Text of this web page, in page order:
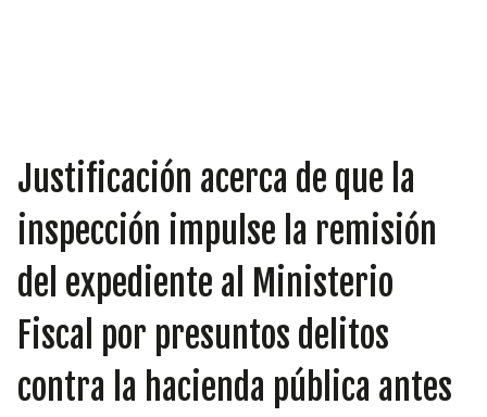
INICIATIVAS
TEMÁTICAS
Justificación acerca de que la
inspección impulse la remisión
del expediente al Ministerio
Fiscal por presuntos delitos
contra la hacienda pública antes